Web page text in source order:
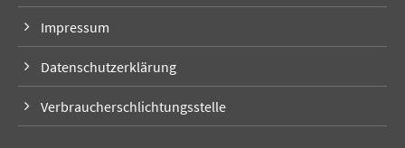
Impressum
Datenschutzerklärung
Verbraucherschlichtungsstelle